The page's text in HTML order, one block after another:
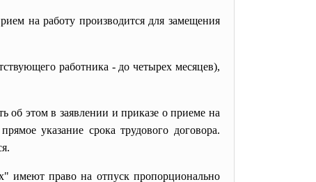
на работу производится для замещения
работника - до четырех месяцев),
об этом в заявлении иприказе о приеме на
указание срока трудового договора.
имеют право на отпуск пропорционально